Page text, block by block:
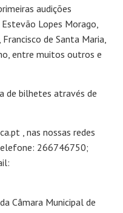
audições
Lopes Morago,
de Santa Maria,
entre muitos outros e
de bilhetes através de
, nas nossas redes
266746750;
Câmara Municipal de